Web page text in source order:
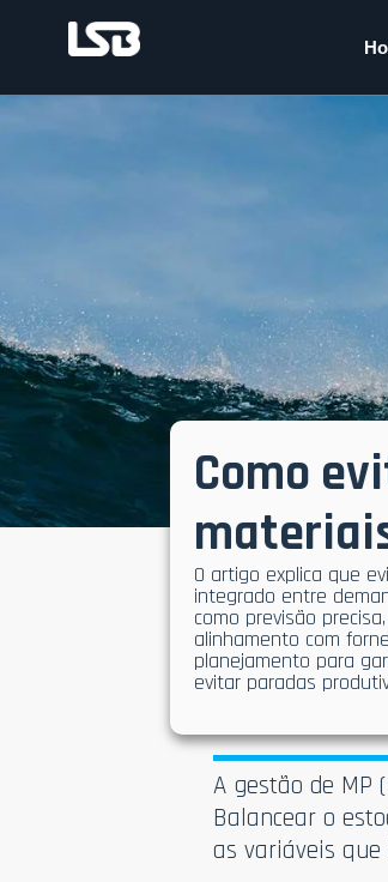
Como
O artigo explica que
integrado entre
como previsão
alinhamento com
planejamento para
evitar paradas
A gestão de
Balancear o
as variáveis